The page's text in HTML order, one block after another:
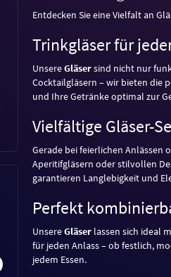
Entdecken Sie eine Vielfalt an
Trinkgläser für
UnsereGläsersind nicht nur
Cocktailgläsern – wir bieten die
und Ihre Getränke optimal zur
Vielfältige Gläser-
Gerade bei feierlichen Anlässen
Aperitifgläsern oder stilvollen
garantieren Langlebigkeit und
Perfekt
UnsereGläser lassen sich ideal
für jeden Anlass – ob festlich,
jedem Essen.